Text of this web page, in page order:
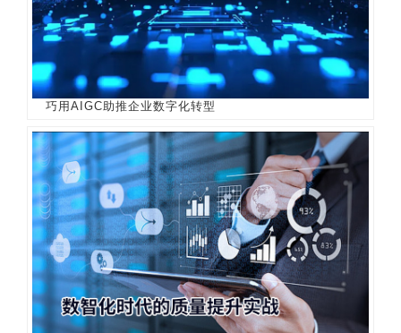
巧用AIGC助推企业数字化转型